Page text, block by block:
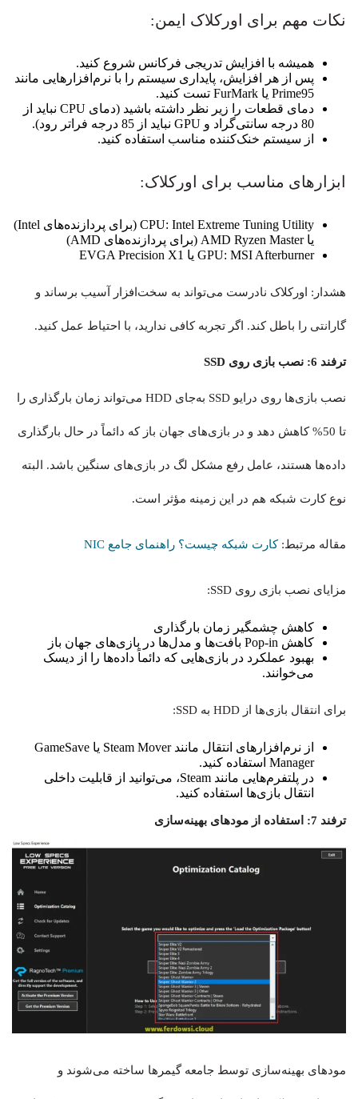
نکات مهم برای اورکلاک ایمن:
همیشه با افزایش تدریجی فرکانس شروع کنید.
پس از هر افزایش، پایداری سیستم را با نرم‌افزارهایی مانند
Prime95 یا FurMark تست کنید.
دمای قطعات را زیر نظر داشته باشید (دمای CPU نباید از
80 درجه سانتی‌گراد و GPU نباید از 85 درجه فراتر رود).
از سیستم خنک‌کننده مناسب استفاده کنید.
ابزارهای مناسب برای اورکلاک:
CPU: Intel Extreme Tuning Utility (برای پردازنده‌های Intel)
یا AMD Ryzen Master (برای پردازنده‌های AMD)
GPU: MSI Afterburner یا EVGA Precision X1
هشدار: اورکلاک نادرست می‌تواند به سخت‌افزار آسیب برساند و
گارانتی را باطل کند. اگر تجربه کافی ندارید، با احتیاط عمل کنید.
ترفند 6: نصب بازی روی SSD
نصب بازی‌ها روی درایو SSD به‌جای HDD می‌تواند زمان بارگذاری را
تا 50% کاهش دهد و در بازی‌های جهان باز که دائماً در حال بارگذاری
داده‌ها هستند، عامل رفع مشکل لگ در بازی‌های سنگین باشد. البته
نوع کارت شبکه هم در این زمینه مؤثر است.
مقاله مرتبط:کارت شبکه چیست؟ راهنمای جامع NIC
مزایای نصب بازی روی SSD:
کاهش چشمگیر زمان بارگذاری
کاهش Pop-in بافت‌ها و مدل‌ها در بازی‌های جهان باز
بهبود عملکرد در بازی‌هایی که دائماً داده‌ها را از دیسک
می‌خوانند.
برای انتقال بازی‌ها از HDD به SSD:
از نرم‌افزارهای انتقال مانند Steam Mover یا GameSave
Manager استفاده کنید.
در پلتفرم‌هایی مانند Steam، می‌توانید از قابلیت داخلی
انتقال بازی‌ها استفاده کنید.
ترفند 7: استفاده از مودهای بهینه‌سازی
مودهای بهینه‌سازی توسط جامعه گیمرها ساخته می‌شوند و